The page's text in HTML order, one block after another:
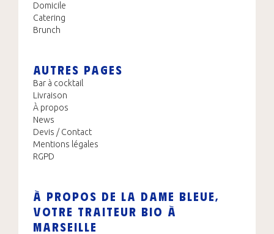
Domicile
Catering
Brunch
AUTRES PAGES
Bar à cocktail
Livraison
À propos
News
Devis / Contact
Mentions légales
RGPD
À PROPOS DE LA DAME BLEUE,
VOTRE TRAITEUR BIO À
MARSEILLE